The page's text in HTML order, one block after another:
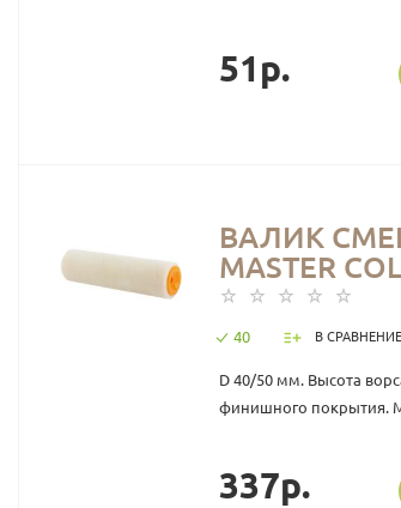
51р.
ВАЛИК
МASTER
40 В СРАВНЕНИЕ
D 40/50 мм. Высота
финишного покрытия.
337р.